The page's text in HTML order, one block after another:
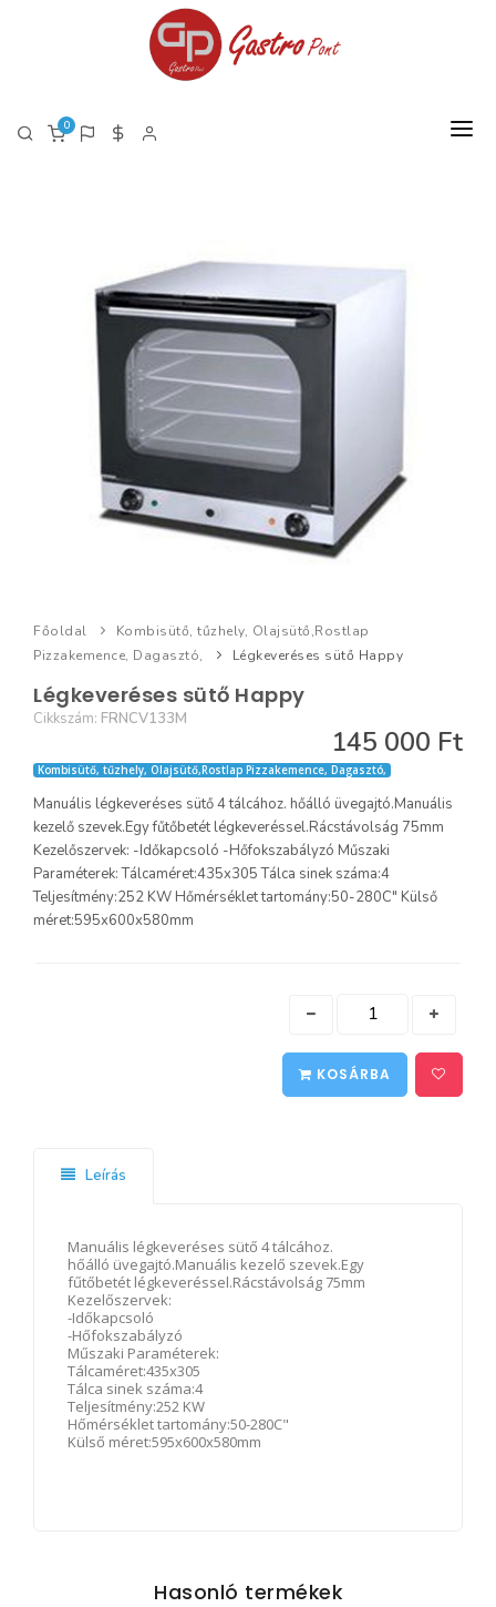
0
TERMÉKEK
TERMÉK LISTA PDF
Főoldal
Kombisütő, tűzhely, Olajsütő,Rostlap
Pizzakemence, Dagasztó,
Légkeveréses sütő Happy
Légkeveréses sütő Happy
Cikkszám: FRNCV133M
145 000 Ft
Kombisütő, tűzhely, Olajsütő,Rostlap Pizzakemence, Dagasztó,
Manuális légkeveréses sütő 4 tálcához. hőálló üvegajtó.Manuális
kezelő szevek.Egy fűtőbetét légkeveréssel.Rácstávolság 75mm
Kezelőszervek: -Időkapcsoló -Hőfokszabályzó Műszaki
Paraméterek: Tálcaméret:435x305 Tálca sinek száma:4
Teljesítmény:252 KW Hőmérséklet tartomány:50-280C" Külső
méret:595x600x580mm
KOSÁRBA
Leírás
Manuális légkeveréses sütő 4 tálcához.
hőálló üvegajtó.Manuális kezelő szevek.Egy
fűtőbetét légkeveréssel.Rácstávolság 75mm
Kezelőszervek:
-Időkapcsoló
-Hőfokszabályzó
Műszaki Paraméterek:
Tálcaméret:435x305
Tálca sinek száma:4
Teljesítmény:252 KW
Hőmérséklet tartomány:50-280C"
Külső méret:595x600x580mm
Hasonló termékek